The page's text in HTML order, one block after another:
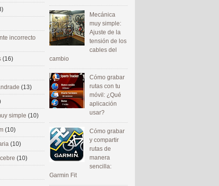
Mecánica
muy simple:
Ajuste de la
tensión de los
cables del
cambio
Cómo grabar
rutas con tu
móvil: ¿Qué
aplicación
usar?
Cómo grabar
y compartir
rutas de
manera
sencilla:
Garmin Fit
incorrecto
(16)
(13)
simple (10)
(10)
(10)
(10)